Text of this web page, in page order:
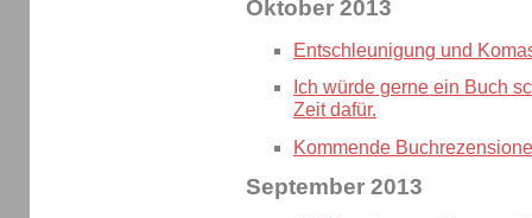
Oktober 2013
Entschleunigung und
Ich würde gerne ein Buch
Zeit dafür.
Kommende
September 2013